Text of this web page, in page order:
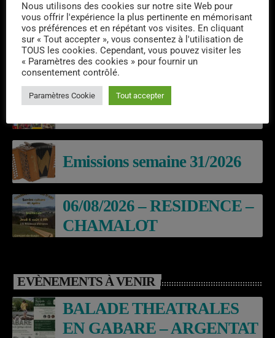
DERNIERS PODCASTS
Laroq’En Fête
Emissions semaine 31/2026
06/08/2026 – RESIDENCE –
CHAMALOT
EVÈNEMENTS À VENIR
BALADE THEATRALES
EN GABARE – ARGENTAT
Nous utilisons des cookies sur notre site Web pour
vous offrir l'expérience la plus pertinente en mémorisant
vos préférences et en répétant vos visites. En cliquant
sur « Tout accepter », vous consentez à l'utilisation de
TOUS les cookies. Cependant, vous pouvez visiter les
« Paramètres des cookies » pour fournir un
consentement contrôlé.
Paramètres Cookie Tout accepter